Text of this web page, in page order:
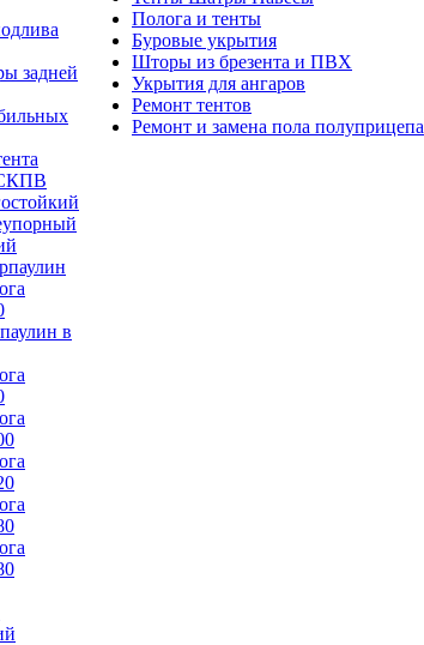
задней
в
Полога и тенты
Буровые укрытия
Шторы из брезента и ПВХ
Укрытия для ангаров
Ремонт тентов
Ремонт и замена пола полуприцепа